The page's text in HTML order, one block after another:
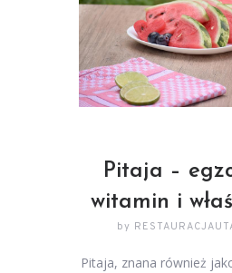
Pitaja –
witamin i
by
Pitaja, znana również